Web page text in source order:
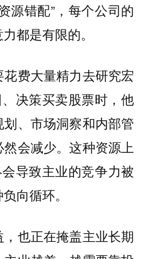
源错配”，每个公司的
都是有限的。
费大量精力去研究宏
决策买卖股票时，他
、市场洞察和内部管
会减少。这种资源上
导致主业的竞争力被
向循环。
也正在掩盖主业长期